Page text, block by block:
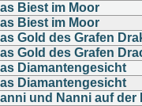
Biest im Moor
Biest im Moor
Gold des Grafen
Gold des Grafen
Diamantengesicht
Diamantengesicht
und Nanni auf der